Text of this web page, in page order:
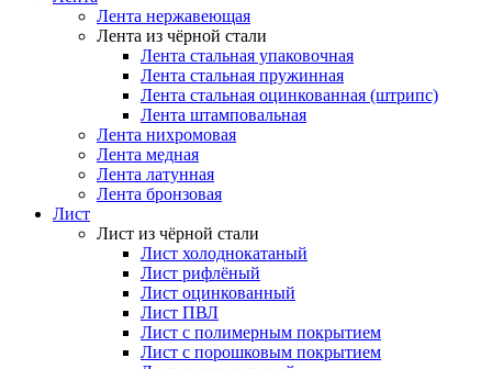
Лента нержавеющая
Лента из чёрной стали
Лента стальная упаковочная
Лента стальная пружинная
Лента стальная оцинкованная (штрипс)
Лента штамповальная
Лента нихромовая
Лента медная
Лента латунная
Лента бронзовая
Лист
Лист из чёрной стали
Лист холоднокатаный
Лист рифлёный
Лист оцинкованный
Лист ПВЛ
Лист с полимерным покрытием
Лист с порошковым покрытием